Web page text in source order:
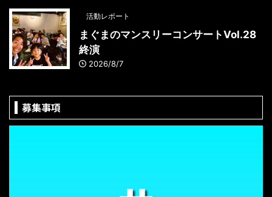
活動レポート
まぐまのマンスリーコンサートVol.28
終演
2026/8/7
募集事項